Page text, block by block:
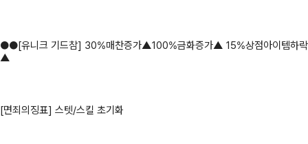
●●[유니크 기드참] 30%매찬증가▲100%금화증가▲ 15%상점아이템하락
▲
[면죄의징표] 스텟/스킬 초기화